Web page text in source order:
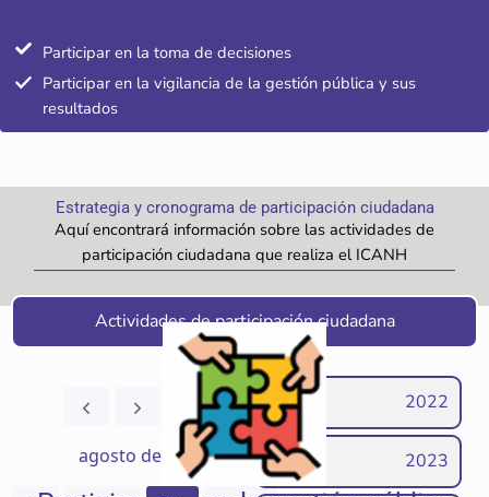
Participar en la toma de decisiones
Participar en la vigilancia de la gestión pública y sus
resultados
Estrategia y cronograma de participación ciudadana
Aquí encontrará información sobre las actividades de
participación ciudadana que realiza el ICANH
Actividades de participación ciudadana
Hoy
agosto de 2026
2022
2023